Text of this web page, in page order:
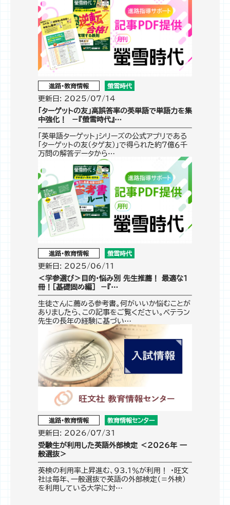
進路・教育情報 螢雪時代
更新日: 2025/07/14
「ターゲットの友」高誤答率の英単語で単語力を集
中強化！ －『螢雪時代』…
「英単語ターゲット」シリーズの公式アプリである
「ターゲットの友（タゲ友）」で得られた約７億６千
万問の解答データから…
進路・教育情報 螢雪時代
更新日: 2025/06/11
＜学参選び＞目的・悩み別 先生推薦！ 最適な１
冊！［基礎固め編］ －『…
生徒さんに薦める参考書。何がいいか悩むことが
ありましたら、この記事をご覧ください。ベテラン
先生の長年の経験に基づい…
進路・教育情報 教育情報センター
更新日: 2026/07/31
受験生が利用した英語外部検定 ＜2026年 一
般選抜＞
英検の利用率上昇進む、93.1％が利用！ ・旺文
社は毎年、一般選抜で英語の外部検定（＝外検）
を利用している大学に対…